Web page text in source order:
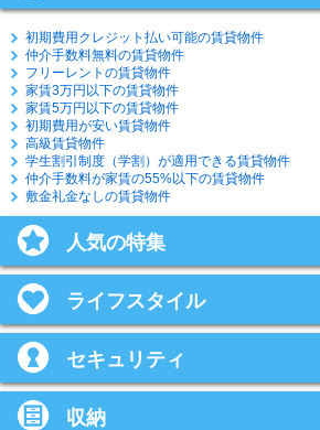
初期費用クレジット払い可能の賃貸物件
仲介手数料無料の賃貸物件
フリーレントの賃貸物件
家賃3万円以下の賃貸物件
家賃5万円以下の賃貸物件
初期費用が安い賃貸物件
高級賃貸物件
学生割引制度（学割）が適用できる賃貸物件
仲介手数料が家賃の55%以下の賃貸物件
敷金礼金なしの賃貸物件
人気の特集
ライフスタイル
セキュリティ
収納